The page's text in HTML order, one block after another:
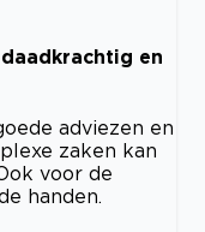
en
adviezen en
zaken kan
voor de
handen.